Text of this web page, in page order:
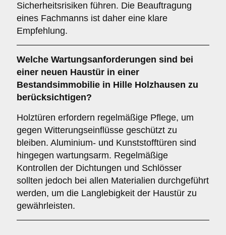
Sicherheitsrisiken führen. Die Beauftragung
eines Fachmanns ist daher eine klare
Empfehlung.
Welche Wartungsanforderungen sind bei
einer neuen Haustür in einer
Bestandsimmobilie in Hille Holzhausen zu
berücksichtigen?
Holztüren erfordern regelmäßige Pflege, um
gegen Witterungseinflüsse geschützt zu
bleiben. Aluminium- und Kunststofftüren sind
hingegen wartungsarm. Regelmäßige
Kontrollen der Dichtungen und Schlösser
sollten jedoch bei allen Materialien durchgeführt
werden, um die Langlebigkeit der Haustür zu
gewährleisten.